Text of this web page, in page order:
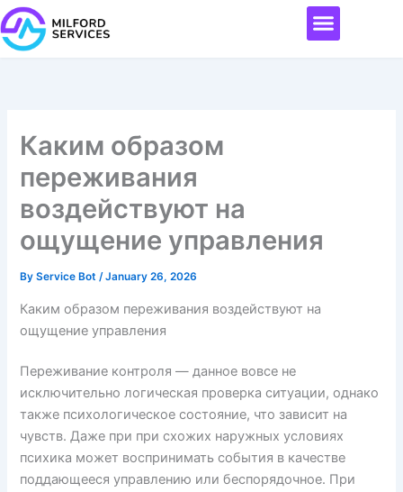
Skip
to
content
Menu
Каким образом
переживания
воздействуют на
ощущение управления
ByService Bot/January 26, 2026
Каким образом переживания воздействуют на
ощущение управления
Переживание контроля — данное вовсе не
исключительно логическая проверка ситуации, однако
также психологическое состояние, что зависит на
чувств. Даже при при схожих наружных условиях
психика может воспринимать события в качестве
поддающееся управлению или беспорядочное. При